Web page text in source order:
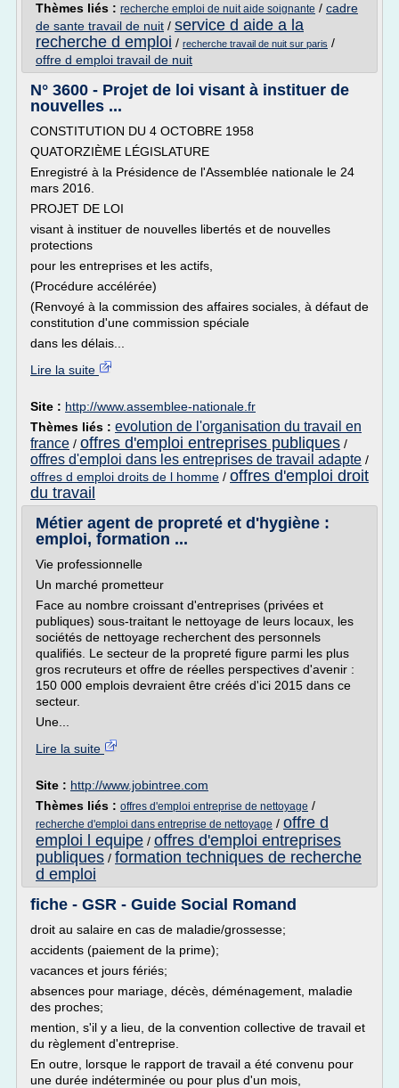
Thèmes liés : recherche emploi de nuit aide soignante / cadre
de sante travail de nuit / service d aide a la
recherche d emploi / recherche travail de nuit sur paris /
offre d emploi travail de nuit
N° 3600 - Projet de loi visant à instituer de
nouvelles ...
CONSTITUTION DU 4 OCTOBRE 1958
QUATORZIÈME LÉGISLATURE
Enregistré à la Présidence de l'Assemblée nationale le 24
mars 2016.
PROJET DE LOI
visant à instituer de nouvelles libertés et de nouvelles
protections
pour les entreprises et les actifs,
(Procédure accélérée)
(Renvoyé à la commission des affaires sociales, à défaut de
constitution d'une commission spéciale
dans les délais...
Lire la suite
Site : http://www.assemblee-nationale.fr
Thèmes liés : evolution de l'organisation du travail en
france / offres d'emploi entreprises publiques /
offres d'emploi dans les entreprises de travail adapte /
offres d emploi droits de l homme / offres d'emploi droit
du travail
Métier agent de propreté et d'hygiène :
emploi, formation ...
Vie professionnelle
Un marché prometteur
Face au nombre croissant d'entreprises (privées et
publiques) sous-traitant le nettoyage de leurs locaux, les
sociétés de nettoyage recherchent des personnels
qualifiés. Le secteur de la propreté figure parmi les plus
gros recruteurs et offre de réelles perspectives d'avenir :
150 000 emplois devraient être créés d'ici 2015 dans ce
secteur.
Une...
Lire la suite
Site : http://www.jobintree.com
Thèmes liés : offres d'emploi entreprise de nettoyage /
recherche d'emploi dans entreprise de nettoyage / offre d
emploi l equipe / offres d'emploi entreprises
publiques / formation techniques de recherche
d emploi
fiche - GSR - Guide Social Romand
droit au salaire en cas de maladie/grossesse;
accidents (paiement de la prime);
vacances et jours fériés;
absences pour mariage, décès, déménagement, maladie
des proches;
mention, s'il y a lieu, de la convention collective de travail et
du règlement d'entreprise.
En outre, lorsque le rapport de travail a été convenu pour
une durée indéterminée ou pour plus d'un mois,